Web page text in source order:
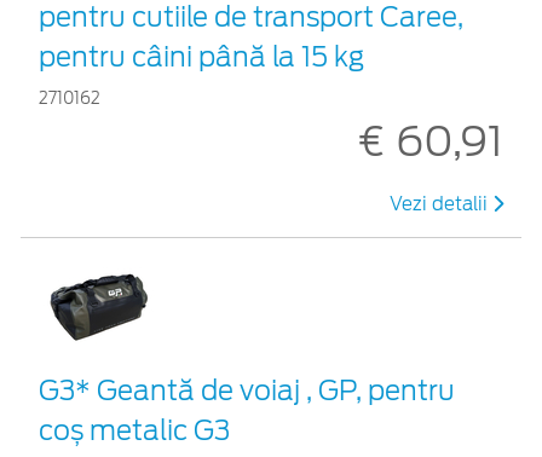
pentru cutiile de transport Caree,
pentru câini până la 15 kg
2710162
€ 60,91
Vezi detalii
G3* Geantă de voiaj , GP, pentru
coș metalic G3